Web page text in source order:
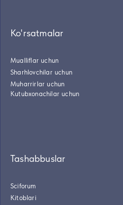
Ko'rsatmalar
Mualliflar uchun
Sharhlovchilar uchun
Muharrirlar uchun
Kutubxonachilar uchun
Tashabbuslar
Sciforum
Kitoblari